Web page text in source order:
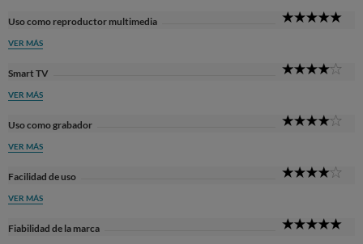
Uso como reproductor multimedia
VER MÁS
Smart TV
VER MÁS
Uso como grabador
VER MÁS
Facilidad de uso
VER MÁS
Fiabilidad de la marca